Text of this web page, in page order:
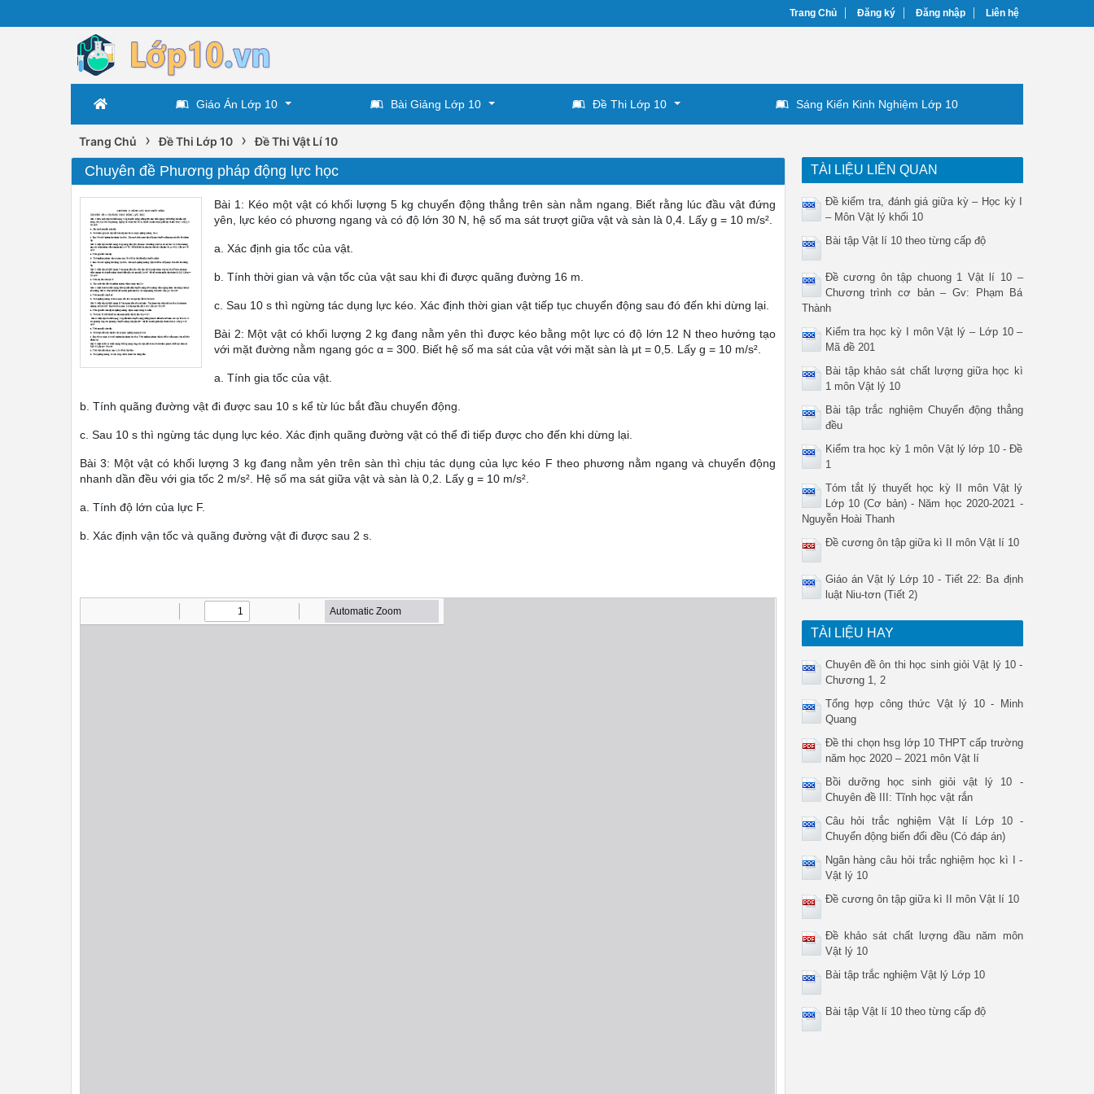
Trang Chủ Đăng ký Đăng nhập Liên hệ
Giáo Án Lớp 10 Bài Giảng Lớp 10 Đề Thi Lớp 10 Sáng Kiến Kinh Nghiệm Lớp 10
Trang Chủ › Đề Thi Lớp 10 › Đề Thi Vật Lí 10
Chuyên đề Phương pháp động lực học
Bài 1: Kéo một vật có khối lượng 5 kg chuyển động thẳng trên sàn nằm ngang. Biết rằng lúc đầu vật đứng
yên, lực kéo có phương ngang và có độ lớn 30 N, hệ số ma sát trượt giữa vật và sàn là 0,4. Lấy g = 10 m/s².
a. Xác định gia tốc của vật.
b. Tính thời gian và vận tốc của vật sau khi đi được quãng đường 16 m.
c. Sau 10 s thì ngừng tác dụng lực kéo. Xác định thời gian vật tiếp tục chuyển động sau đó đến khi dừng lại.
Bài 2: Một vật có khối lượng 2 kg đang nằm yên thì được kéo bằng một lực có độ lớn 12 N theo hướng tạo
với mặt đường nằm ngang góc α = 300. Biết hệ số ma sát của vật với mặt sàn là μt = 0,5. Lấy g = 10 m/s².
a. Tính gia tốc của vật.
b. Tính quãng đường vật đi được sau 10 s kể từ lúc bắt đầu chuyển động.
c. Sau 10 s thì ngừng tác dụng lực kéo. Xác định quãng đường vật có thể đi tiếp được cho đến khi dừng lại.
Bài 3: Một vật có khối lượng 3 kg đang nằm yên trên sàn thì chịu tác dụng của lực kéo F theo phương nằm ngang và chuyển động
nhanh dần đều với gia tốc 2 m/s². Hệ số ma sát giữa vật và sàn là 0,2. Lấy g = 10 m/s².
a. Tính độ lớn của lực F.
b. Xác định vận tốc và quãng đường vật đi được sau 2 s.
TÀI LIỆU LIÊN QUAN
Đề kiểm tra, đánh giá giữa kỳ – Học kỳ I
– Môn Vật lý khối 10
Bài tập Vật lí 10 theo từng cấp độ
Đề cương ôn tập chuong 1 Vật lí 10 –
Chương trình cơ bản – Gv: Phạm Bá
Thành
Kiểm tra học kỳ I môn Vật lý – Lớp 10 –
Mã đề 201
Bài tập khảo sát chất lượng giữa học kì
1 môn Vật lý 10
Bài tập trắc nghiệm Chuyển động thẳng
đều
Kiểm tra học kỳ 1 môn Vật lý lớp 10 - Đề
1
Tóm tắt lý thuyết học kỳ II môn Vật lý
Lớp 10 (Cơ bản) - Năm học 2020-2021 -
Nguyễn Hoài Thanh
Đề cương ôn tập giữa kì II môn Vật lí 10
Giáo án Vật lý Lớp 10 - Tiết 22: Ba định
luật Niu-tơn (Tiết 2)
TÀI LIỆU HAY
Chuyên đề ôn thi học sinh giỏi Vật lý 10 -
Chương 1, 2
Tổng hợp công thức Vật lý 10 - Minh
Quang
Đề thi chọn hsg lớp 10 THPT cấp trường
năm học 2020 – 2021 môn Vật lí
Bồi dưỡng học sinh giỏi vật lý 10 -
Chuyên đề III: Tĩnh học vật rắn
Câu hỏi trắc nghiệm Vật lí Lớp 10 -
Chuyển động biến đổi đều (Có đáp án)
Ngân hàng câu hỏi trắc nghiệm học kì I -
Vật lý 10
Đề cương ôn tập giữa kì II môn Vật lí 10
Đề khảo sát chất lượng đầu năm môn
Vật lý 10
Bài tập trắc nghiệm Vật lý Lớp 10
Bài tập Vật lí 10 theo từng cấp độ